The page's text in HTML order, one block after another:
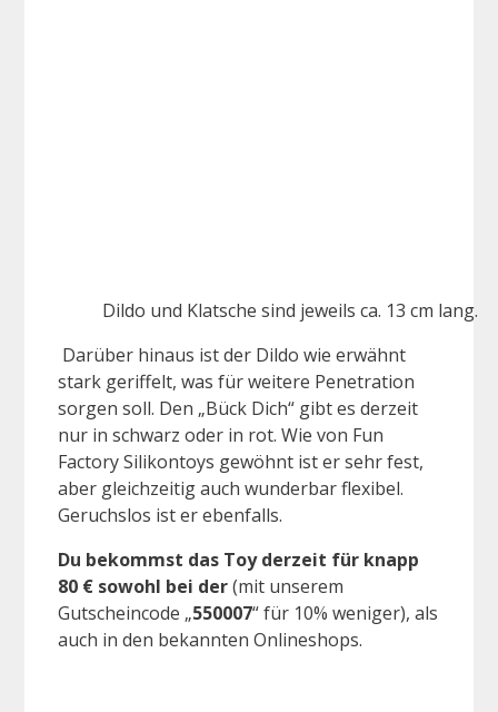
Dildo und Klatsche sind jeweils ca. 13 cm lang.
Darüber hinaus ist der Dildo wie erwähnt
stark geriffelt, was für weitere Penetration
sorgen soll. Den „Bück Dich“ gibt es derzeit
nur in schwarz oder in rot. Wie von Fun
Factory Silikontoys gewöhnt ist er sehr fest,
aber gleichzeitig auch wunderbar flexibel.
Geruchslos ist er ebenfalls.
Du bekommst das Toy derzeit für knapp
80 € sowohl bei der(mit unserem
Gutscheincode „550007“ für 10% weniger), als
auch in den bekannten Onlineshops.